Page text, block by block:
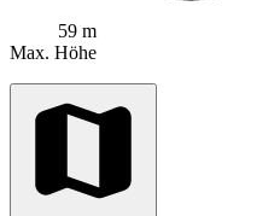
59 m
Max. Höhe